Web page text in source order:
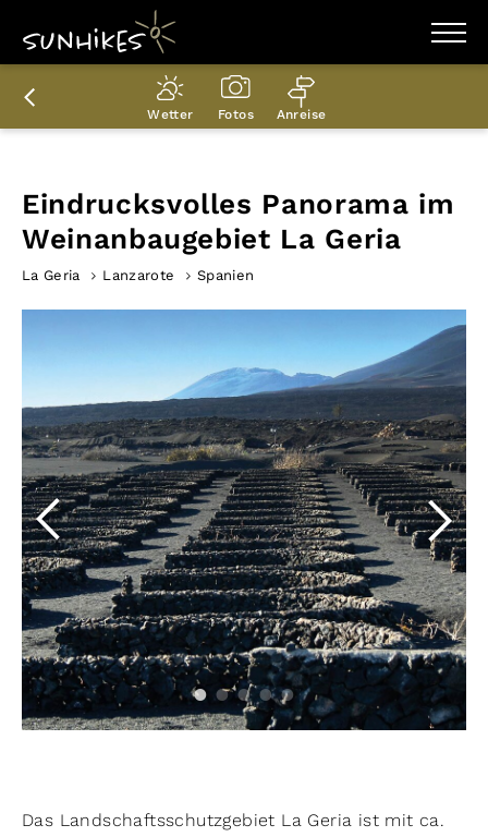
WANDERZIELE
WANDERUNGEN
ENTDECKEN
PLANER
Wetter Fotos Anreise
Eindrucksvolles Panorama im
Weinanbaugebiet La Geria
La Geria Lanzarote Spanien
Das Landschaftsschutzgebiet La Geria ist mit ca.